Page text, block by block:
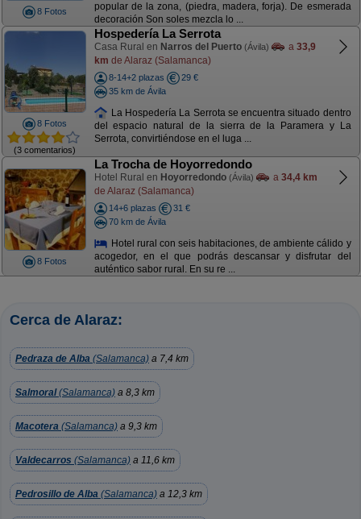
8 Fotos
popular de la zona, (piedra, madera, forja). De esmerada
decoración Son soles mezcla lo ...
8 Fotos
(3 comentarios)
Hospedería La Serrota
Casa Rural en Narros del Puerto (Ávila) a 33,9
km de Alaraz (Salamanca)
8-14+2 plazas
29 €
35 km de Ávila
La Hospedería La Serrota se encuentra situado dentro
del espacio natural de la sierra de la Paramera y La
Serrota, convirtiéndose en el luga ...
8 Fotos
La Trocha de Hoyorredondo
Hotel Rural en Hoyorredondo (Ávila) a 34,4 km
de Alaraz (Salamanca)
14+6 plazas
31 €
70 km de Ávila
Hotel rural con seis habitaciones, de ambiente cálido y
acogedor, en el que podrás descansar y disfrutar del
auténtico sabor rural. En su re ...
Cerca de Alaraz:
Pedraza de Alba (Salamanca) a 7,4 km
Salmoral(Salamanca) a 8,3 km
Macotera (Salamanca) a 9,3 km
Valdecarros (Salamanca) a 11,6 km
Pedrosillo de Alba (Salamanca) a 12,3 km